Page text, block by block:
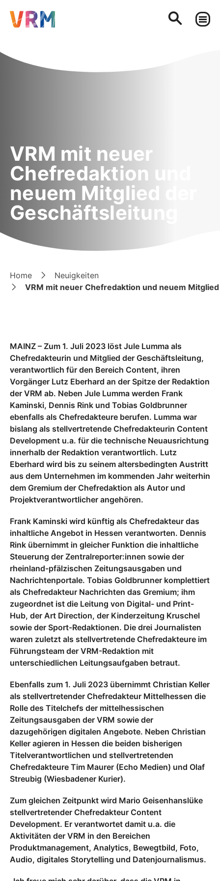
VRM mit neuer
Chefredaktion und
neuem Mitglied der
Geschäftsleitung
Home
Neuigkeiten
VRM mit neuer Chefredaktion und neuem
MAINZ – Zum 1. Juli 2023 löst Jule Lumma als
Chefredakteurin und Mitglied der Geschäftsleitung,
verantwortlich für den Bereich Content, ihren
Vorgänger Lutz Eberhard an der Spitze der Redaktion
der VRM ab. Neben Jule Lumma werden Frank
Kaminski, Dennis Rink und Tobias Goldbrunner
ebenfalls als Chefredakteure berufen. Lumma war
bislang als stellvertretende Chefredakteurin Content
Development u.a. für die technische Neuausrichtung
innerhalb der Redaktion verantwortlich. Lutz
Eberhard wird bis zu seinem altersbedingten Austritt
aus dem Unternehmen im kommenden Jahr weiterhin
dem Gremium der Chefredaktion als Autor und
Projektverantwortlicher angehören.
Frank Kaminski wird künftig als Chefredakteur das
inhaltliche Angebot in Hessen verantworten. Dennis
Rink übernimmt in gleicher Funktion die inhaltliche
Steuerung der Zentralreporter:innen sowie der
rheinland-pfälzischen Zeitungsausgaben und
Nachrichtenportale. Tobias Goldbrunner komplettiert
als Chefredakteur Nachrichten das Gremium; ihm
zugeordnet ist die Leitung von Digital- und Print-
Hub, der Art Direction, der Kinderzeitung Kruschel
sowie der Sport-Redaktionen. Die drei Journalisten
waren zuletzt als stellvertretende Chefredakteure im
Führungsteam der VRM-Redaktion mit
unterschiedlichen Leitungsaufgaben betraut.
Ebenfalls zum 1. Juli 2023 übernimmt Christian Keller
als stellvertretender Chefredakteur Mittelhessen die
Rolle des Titelchefs der mittelhessischen
Zeitungsausgaben der VRM sowie der
dazugehörigen digitalen Angebote. Neben Christian
Keller agieren in Hessen die beiden bisherigen
Titelverantwortlichen und stellvertretenden
Chefredakteure Tim Maurer (Echo Medien) und Olaf
Streubig (Wiesbadener Kurier).
Zum gleichen Zeitpunkt wird Mario Geisenhanslüke
stellvertretender Chefredakteur Content
Development. Er verantwortet damit u.a. die
Aktivitäten der VRM in den Bereichen
Produktmanagement, Analytics, Bewegtbild, Foto,
Audio, digitales Storytelling und Datenjournalismus.